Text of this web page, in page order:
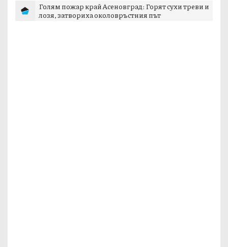
Голям пожар край Асеновград: Горят сухи треви и
лозя, затвориха околовръстния път